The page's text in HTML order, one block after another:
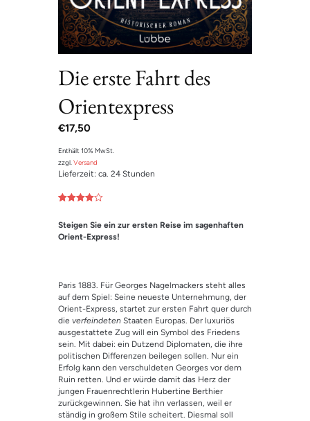
Die erste Fahrt des
Orientexpress
€17,50
Enthält 10% MwSt.
zzgl.Versand
Lieferzeit: ca. 24 Stunden
von 5,
basieren
Steigen Sie ein zur ersten Reise im sagenhaften
Orient-Express!
Paris 1883. Für Georges Nagelmackers steht alles
auf dem Spiel: Seine neueste Unternehmung, der
Orient-Express, startet zur ersten Fahrt quer durch
die verfeindeten Staaten Europas. Der luxuriös
ausgestattete Zug will ein Symbol des Friedens
sein. Mit dabei: ein Dutzend Diplomaten, die ihre
politischen Differenzen beilegen sollen. Nur ein
Erfolg kann den verschuldeten Georges vor dem
Ruin retten. Und er würde damit das Herz der
jungen Frauenrechtlerin Hubertine Berthier
zurückgewinnen. Sie hat ihn verlassen, weil er
ständig in großem Stile scheitert. Diesmal soll